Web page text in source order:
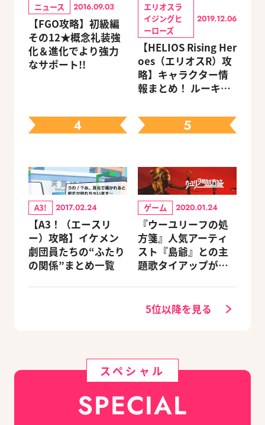
ニュース 2016.09.03
【FGO攻略】初級編
その12★概念礼装強
化＆進化でより強力
なサポート!!
エリオスラ
イジングヒ
ーローズ
2019.12.06
【HELIOS Rising Her
oes（エリオスR）攻
略】キャラクター情
報まとめ！ ルーキ
キャラを網羅（随時
更新）
4
A3! 2017.02.24
【A3！（エースリ
ー）攻略】イケメン
劇団員たちの“ふたり
の関係”まとめ一覧
5
ゲーム 2020.01.24
『ウーユリーフの処
方箋』人気アーティ
スト『島爺』との主
題歌タイアップが決
5位以降を見る
スペシャル
SPECIAL